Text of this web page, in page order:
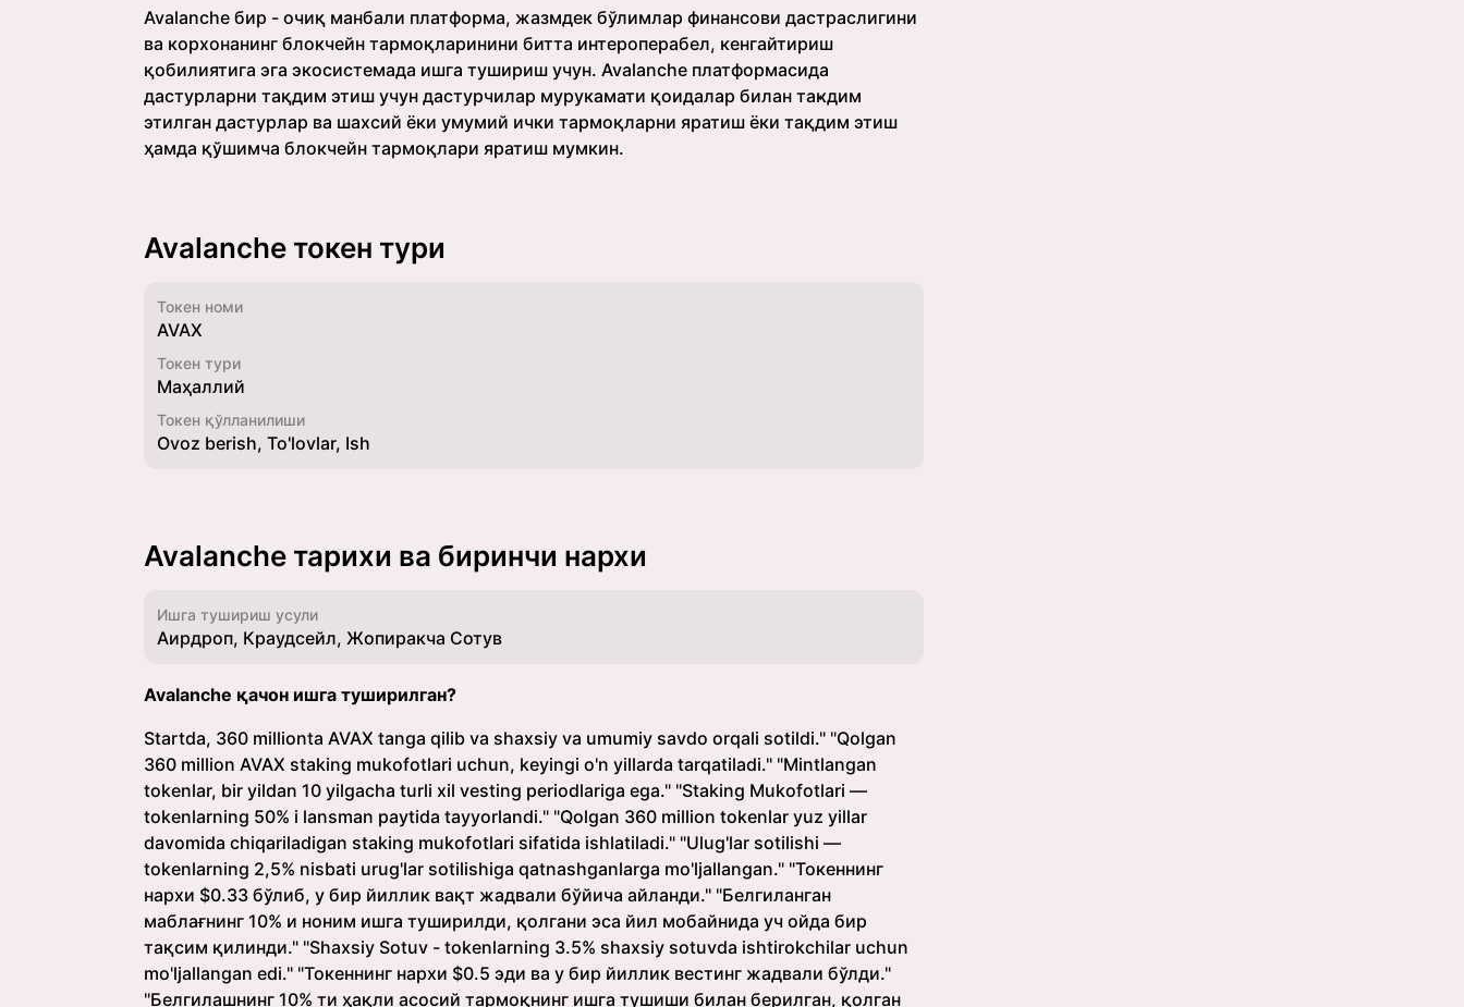
Avalanche бир - очиқ манбали платформа, жазмдек бўлимлар финансови дастраслигини
ва корхонанинг блокчейн тармоқларинини битта интероперабел, кенгайтириш
қобилиятига эга экосистемада ишга тушириш учун. Avalanche платформасида
дастурларни тақдим этиш учун дастурчилар мурукамати қоидалар билан таҝдим
этилган дастурлар ва шахсий ёки умумий ички тармоқларни яратиш ёки тақдим этиш
ҳамда қўшимча блокчейн тармоқлари яратиш мумкин.
Avalanche токен тури
Токен номи
AVAX
Токен тури
Маҳаллий
Токен қўлланилиши
Ovoz berish, To'lovlar, Ish
Avalanche тарихи ва биринчи нархи
Ишга тушириш усули
Аирдроп, Краудсейл, Жопиракча Сотув
Avalanche қачон ишга туширилган?
Startda, 360 millionta AVAX tanga qilib va shaxsiy va umumiy savdo orqali sotildi." "Qolgan
360 million AVAX staking mukofotlari uchun, keyingi o'n yillarda tarqatiladi." "Mintlangan
tokenlar, bir yildan 10 yilgacha turli xil vesting periodlariga ega." "Staking Mukofotlari —
tokenlarning 50% i lansman paytida tayyorlandi." "Qolgan 360 million tokenlar yuz yillar
davomida chiqariladigan staking mukofotlari sifatida ishlatiladi." "Ulug'lar sotilishi —
tokenlarning 2,5% nisbati urug'lar sotilishiga qatnashganlarga mo'ljallangan." "Токеннинг
нархи $0.33 бўлиб, у бир йиллик вақт жадвали бўйича айланди." "Белгиланган
маблағнинг 10% и ноним ишга туширилди, қолгани эса йил мобайнида уч ойда бир
тақсим қилинди." "Shaxsiy Sotuv - tokenlarning 3.5% shaxsiy sotuvda ishtirokchilar uchun
mo'ljallangan edi." "Токеннинг нархи $0.5 эди ва у бир йиллик вестинг жадвали бўлди."
"Белгилашнинг 10% ти ҳақли асосий тармоқнинг ишга тушиши билан берилган, қолган